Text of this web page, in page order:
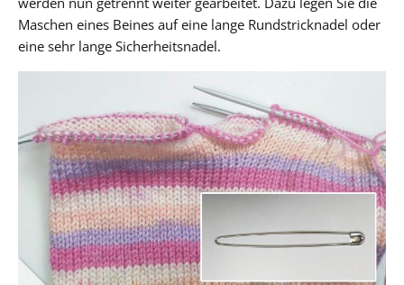
Maschen eines Beines auf eine lange Rundstricknadel oder
eine sehr lange Sicherheitsnadel.